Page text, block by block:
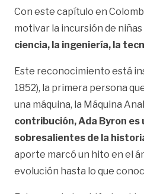
Con este capítulo en
motivar la incursión de
ciencia, la ingeniería, la
Este reconocimiento está
1852), la primera persona
una máquina, la Máquina
contribución, Ada Byron es
sobresalientes de la
aporte marcó un hito en el
evolución hasta lo que